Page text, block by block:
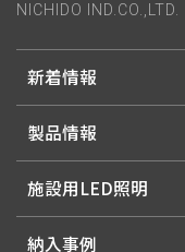
NICHIDO IND.CO.,LTD.
新着情報
製品情報
施設用LED照明
納入事例